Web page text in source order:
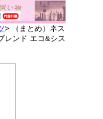
> （まとめ）ネス
レンド エコ&シス